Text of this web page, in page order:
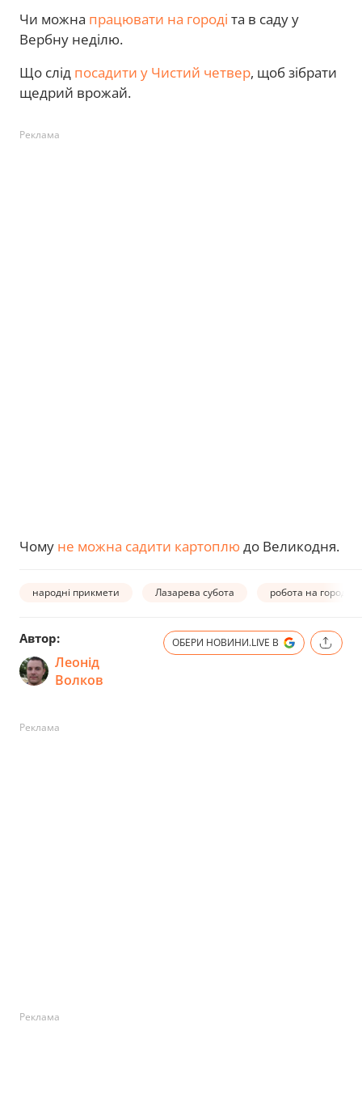
Чи можна працювати на городі та в саду у
Вербну неділю.
Що слід посадити у Чистий четвер, щоб зібрати
щедрий врожай.
Реклама
Чому не можна садити картоплюдо Великодня.
народні прикмети Лазарева субота робота на городі
Автор:
Леонід
Волков
ОБЕРИ НОВИНИ.LIVE В
Реклама
Реклама